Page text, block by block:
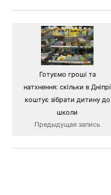
Готуємо гроші та
натхнення: скільки в Дніпрі
коштує зібрати дитину до
школи
Предыдущая запись